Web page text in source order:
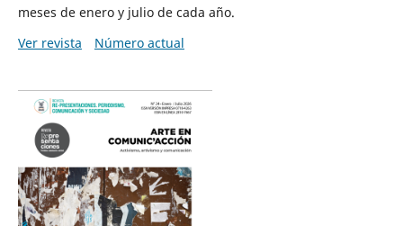
meses de enero y julio de cada año.
Ver revista
Número actual